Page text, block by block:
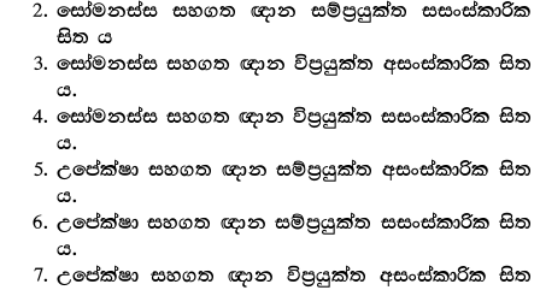
සෝමනස්ස සහගත ඥාන සම්ප්‍ර‍යුක්ත සසංස්කාරික
සිත ය
සෝමනස්ස සහගත ඥාන විප්‍ර‍යුක්ත අසංස්කාරික සිත
ය.
සෝමනස්ස සහගත ඥාන විප්‍ර‍යුක්ත සසංස්කාරික සිත
ය.
උපේක්ෂා සහගත ඥාන සම්ප්‍ර‍යුක්ත අසංස්කාරික සිත
ය.
උපේක්ෂා සහගත ඥාන සම්ප්‍ර‍යුක්ත සසංස්කාරික සිත
ය.
උපේක්ෂා සහගත ඥාන විප්‍ර‍යුක්ත අසංස්කාරික සිත